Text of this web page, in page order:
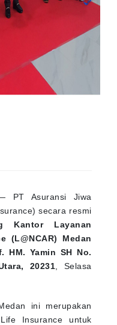
PT Asuransi Jiwa
secara resmi
Kantor Layanan
(L@NCAR) Medan
HM. Yamin SH No.
20231
, Selasa
ini merupakan
Insurance untuk